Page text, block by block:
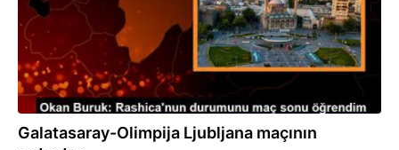
Galatasaray-Olimpija Ljubljana maçının